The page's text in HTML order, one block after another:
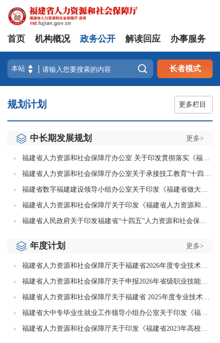
首页 机构概况 政务公开 解读回应 办事服务
 长者模式
规划计划 更多栏目
更多>
中长期发展规划
福建省人力资源和社会保障厅办公室 关于印发贯彻落实《福建省优化营商环境规划（2024─2029年）》人社领域分工方案的通知
福建省人力资源和社会保障厅办公室关于承接技工教育“十四五”规划任务（项目）的通知
福建省数字福建建设领导小组办公室关于印发《福建省做大做强做优数字经济行动计划（2022—2025年）》的通知
福建省人力资源和社会保障厅关于印发《福建省人力资源和社会保障系统法治宣传教育第八个五年规划（2021-2025年）》的通知
福建省人民政府关于印发福建省“十四五”人力资源和社会保障事业发展专项规划的通知
更多>
年度计划
福建省人力资源和社会保障厅关于福建省2026年度专业技术人员职业资格考试工作计划及有关事项的通知
福建省人力资源和社会保障厅关于申报2026年省级职业技能竞赛计划的通知
福建省人力资源和社会保障厅关于福建省 2025年度专业技术人员职业资格考试工作计划及有关事项的通知
福建省大中专毕业生就业工作领导小组办公室关于印发《福建省2024年高校毕业生“三支一扶”计划实施方案》的通知
福建省人力资源和社会保障厅关于印发《福建省2023年高校毕业生等青年就业创业推进计划实施方案》的通知